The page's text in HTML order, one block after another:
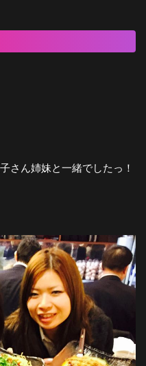
さん姉妹と一緒でしたっ！